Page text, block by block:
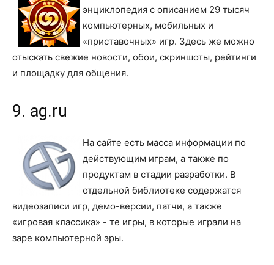
энциклопедия с описанием 29 тысяч
компьютерных, мобильных и
«приставочных» игр. Здесь же можно
отыскать свежие новости, обои, скриншоты, рейтинги
и площадку для общения.
9. ag.ru
На сайте есть масса информации по
действующим играм, а также по
продуктам в стадии разработки. В
отдельной библиотеке содержатся
видеозаписи игр, демо-версии, патчи, а также
«игровая классика» - те игры, в которые играли на
заре компьютерной эры.